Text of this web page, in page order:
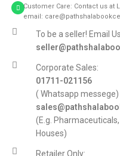
Customer Care: Contact us at
email:
To be a seller! Email Us
Corporate Sales:
01711-021156
( Whatsapp messege)
(E.g.
Houses)
Retailer Only: